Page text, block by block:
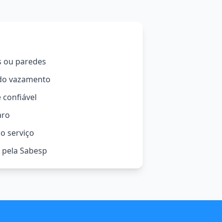
ou paredes
vazamento
confiável
serviço
Sabesp